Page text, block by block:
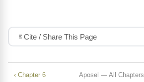
Cite / Share This Page
‹ Chapter 6 Aposel — All Chapters